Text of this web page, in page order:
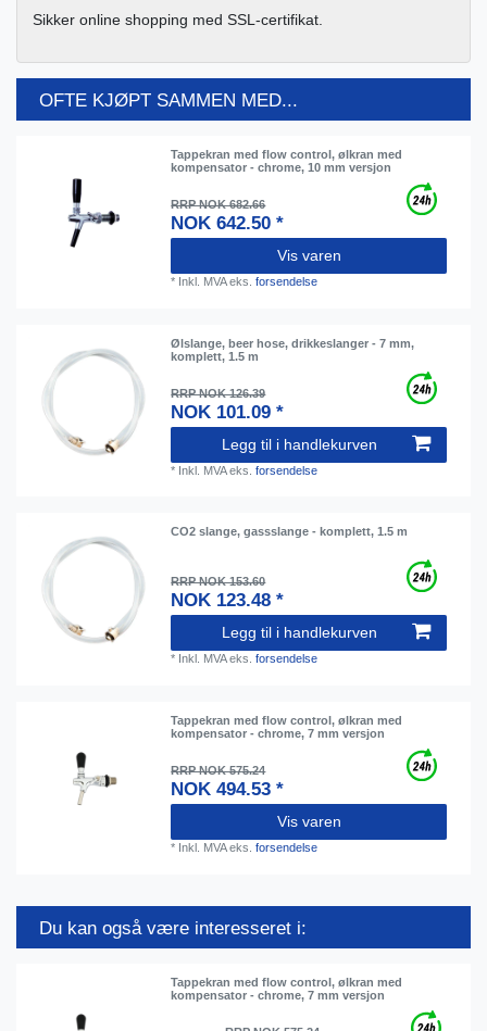
Sikker online shopping med SSL-certifikat.
OFTE KJØPT SAMMEN MED...
Tappekran med flow control, ølkran med
kompensator - сhrome, 10 mm versjon
RRP NOK 682.66
NOK 642.50 *
Vis varen
* Inkl. MVAeks.forsendelse
Ølslange, beer hose, drikkeslanger - 7 mm,
komplett, 1.5 m
RRP NOK 126.39
NOK 101.09 *
Legg til i handlekurven
* Inkl. MVAeks.forsendelse
CO2 slange, gassslange - komplett, 1.5 m
RRP NOK 153.60
NOK 123.48 *
Legg til i handlekurven
* Inkl. MVAeks.forsendelse
Tappekran med flow control, ølkran med
kompensator - chrome, 7 mm versjon
RRP NOK 575.24
NOK 494.53 *
Vis varen
* Inkl. MVAeks.forsendelse
Du kan også være interesseret i:
Tappekran med flow control, ølkran med
kompensator - chrome, 7 mm versjon